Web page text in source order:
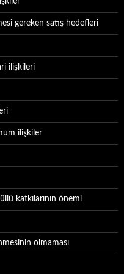
gereken satış hedefleri
ilişkileri
ilişkiler
katkılarının önemi
olmaması